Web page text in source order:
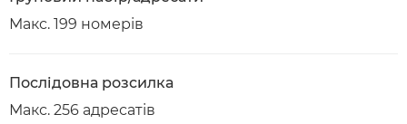
Макс. 199 номерів
Послідовна розсилка
Макс. 256 адресатів